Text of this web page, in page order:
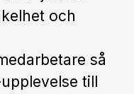
och
så
till